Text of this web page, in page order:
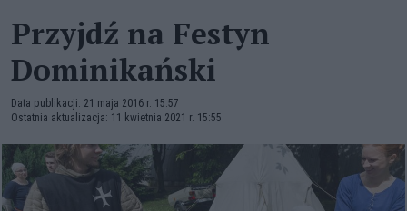
Przyjdź na Festyn
Dominikański
Data publikacji: 21 maja 2016 r. 15:57
Ostatnia aktualizacja: 11 kwietnia 2021 r. 15:55